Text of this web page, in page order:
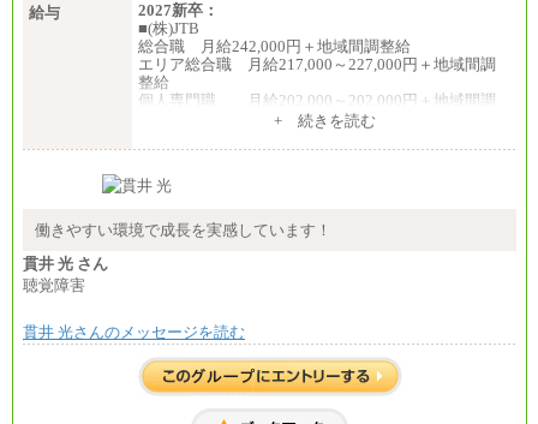
給与
2027新卒：
■(株)JTB
総合職 月給242,000円＋地域間調整給
エリア総合職 月給217,000～227,000円＋地域間調
整給
個人専門職 月給202,000～202,000円＋地域間調
総合職 月給208,000～235,000円
※詳細はJTBキャリアサイトよりご確認ください。
総合職 月給220,000～230,000円＋地域間調整給
整給
※詳細はJTBキャリアサイトよりご確認ください。
+ 続きを読む
働きやすい環境で成長を実感しています！
貫井 光 さん
聴覚障害
貫井 光さんのメッセージを読む